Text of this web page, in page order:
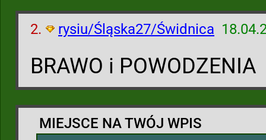
2. rysiu/Śląska27/Świdnica
BRAWO i POWODZENIA
MIEJSCE NA TWÓJ WPIS